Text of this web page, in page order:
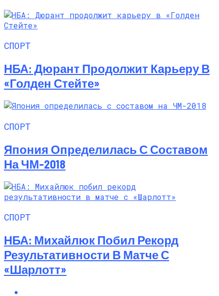
СПОРТ
НБА: Дюрант Продолжит Карьеру В
«Голден Стейте»
СПОРТ
Япония Определилась С Составом
На ЧМ-2018
СПОРТ
НБА: Михайлюк Побил Рекорд
Результативности В Матче С
«Шарлотт»